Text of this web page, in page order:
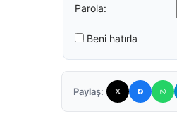
Parola:
Beni hatırla
Paylaş: